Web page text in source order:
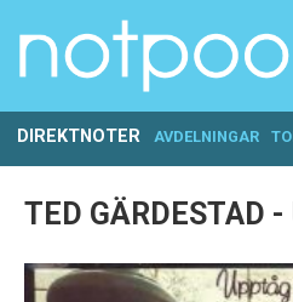
DIREKTNOTER AVDELNINGAR
TED GÄRDESTAD